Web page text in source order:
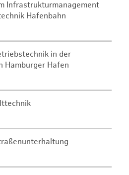
Infrastrukturmanagement
Hafenbahn
in der
Hamburger Hafen